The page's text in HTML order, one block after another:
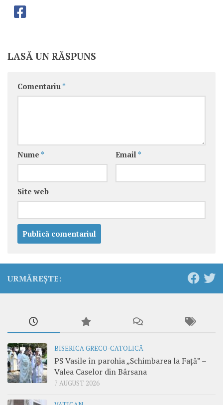
LASĂ UN RĂSPUNS
Comentariu *
Nume * Email *
Site web
URMĂREȘTE:
BISERICA GRECO-CATOLICĂ
PS Vasile în parohia „Schimbarea la Față” –
Valea Caselor din Bârsana
7 AUGUST 2026